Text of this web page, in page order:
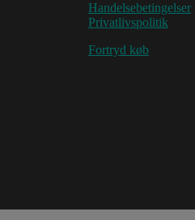
Handelsebetingelser
Privatlivspolitik
Fortryd køb